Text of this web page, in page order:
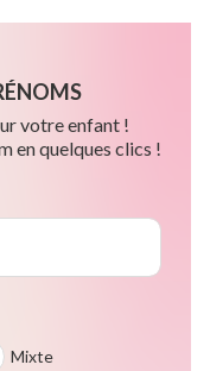
votre enfant !
en quelques clics !
Mixte